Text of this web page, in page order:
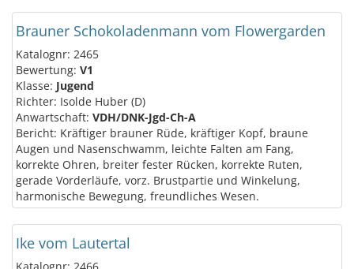
Brauner Schokoladenmann vom Flowergarden
Katalognr: 2465
Bewertung: V1
Klasse: Jugend
Richter: Isolde Huber (D)
Anwartschaft: VDH/DNK-Jgd-Ch-A
Bericht: Kräftiger brauner Rüde, kräftiger Kopf, braune
Augen und Nasenschwamm, leichte Falten am Fang,
korrekte Ohren, breiter fester Rücken, korrekte Ruten,
gerade Vorderläufe, vorz. Brustpartie und Winkelung,
harmonische Bewegung, freundliches Wesen.
Ike vom Lautertal